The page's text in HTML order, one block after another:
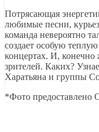
Потрясающая
любимые песни,
команда невероятно
создает особую
концертах. И, конечно
зрителей. Каких?
Харатьяна и группы
*Фото предоставлено